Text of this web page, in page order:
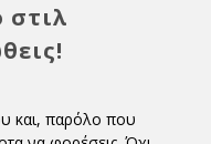
στιλ
και, παρόλο που